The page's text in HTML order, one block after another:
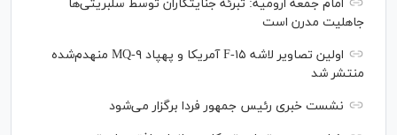
امام جمعه ارومیه: تبرئه جنایتکاران توسط سلبریتی‌ها
جاهلیت مدرن است
اولین تصاویر لاشه F-۱۵ آمریکا و پهپاد MQ-۹ منهدم‌شده
منتشر شد
نشست خبری رئیس‌ جمهور فردا برگزار می‌شود